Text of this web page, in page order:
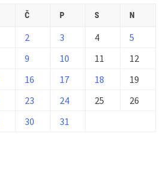
Č P S N
2 3 4
5
9 10 11
12
16 17 18
19
23 24 25
26
30 31